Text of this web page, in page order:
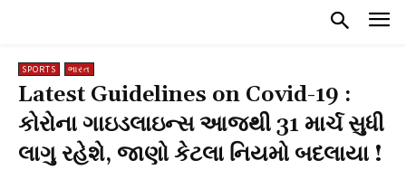
SPORTS ભારત
Latest Guidelines on Covid-19 :
કોરોના ગાઇડલાઇન્સ આજથી 31 માર્ચ સુધી
લાગુ રહેશે, જાણો કેટલા નિયમો બદલાયા !